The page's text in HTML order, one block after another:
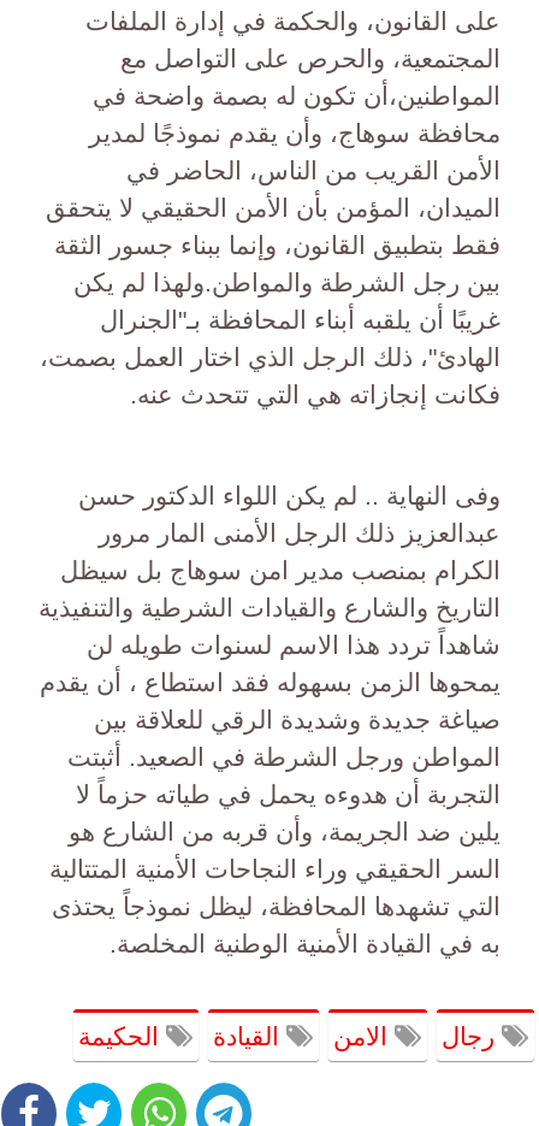
على القانون، والحكمة في إدارة الملفات
المجتمعية، والحرص على التواصل مع
المواطنين،أن تكون له بصمة واضحة في
محافظة سوهاج، وأن يقدم نموذجًا لمدير
الأمن القريب من الناس، الحاضر في
الميدان، المؤمن بأن الأمن الحقيقي لا يتحقق
فقط بتطبيق القانون، وإنما ببناء جسور الثقة
بين رجل الشرطة والمواطن.ولهذا لم يكن
غريبًا أن يلقبه أبناء المحافظة بـ"الجنرال
الهادئ"، ذلك الرجل الذي اختار العمل بصمت،
فكانت إنجازاته هي التي تتحدث عنه.
وفى النهاية .. لم يكن اللواء الدكتور حسن
عبدالعزيز ذلك الرجل الأمنى المار مرور
الكرام بمنصب مدير امن سوهاج بل سيظل
التاريخ والشارع والقيادات الشرطية والتنفيذية
شاهداً تردد هذا الاسم لسنوات طويله لن
يمحوها الزمن بسهوله فقد استطاع ، أن يقدم
صياغة جديدة وشديدة الرقي للعلاقة بين
المواطن ورجل الشرطة في الصعيد. أثبتت
التجربة أن هدوءه يحمل في طياته حزماً لا
يلين ضد الجريمة، وأن قربه من الشارع هو
السر الحقيقي وراء النجاحات الأمنية المتتالية
التي تشهدها المحافظة، ليظل نموذجاً يحتذى
به في القيادة الأمنية الوطنية المخلصة.
رجال الامن القيادة الحكيمة